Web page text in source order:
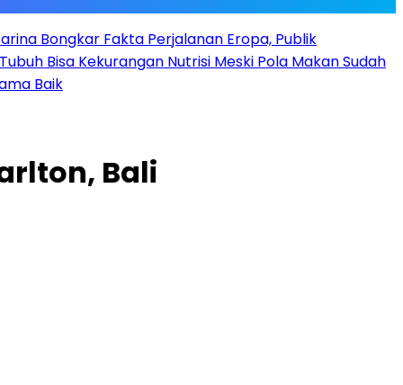
Bongkar Fakta Perjalanan Eropa, Publik
Tubuh Bisa Kekurangan Nutrisi Meski Pola Makan Sudah
Baik
Bali